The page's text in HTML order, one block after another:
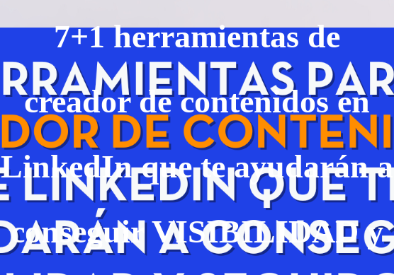
7+1 herramientas de
creador de contenidos en
LinkedIn que te ayudarán a
conseguir VISIBILIDAD y